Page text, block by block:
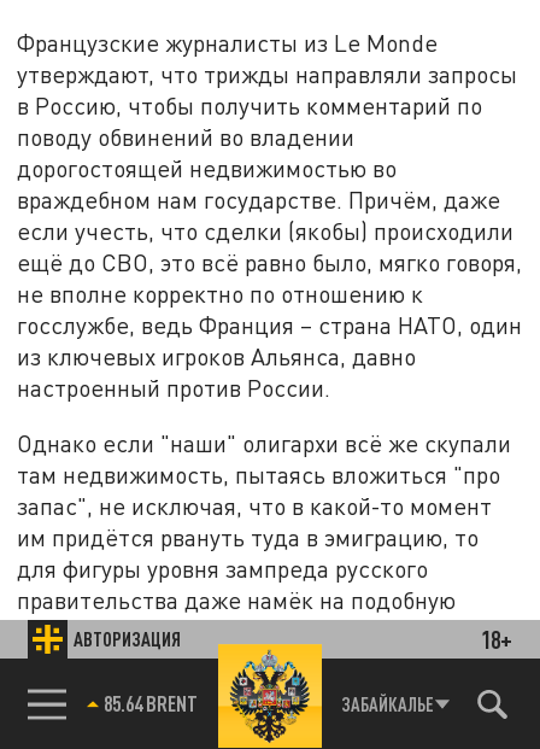
АВТОРИЗАЦИЯ 18+
85.64 BRENT ЗАБАЙКАЛЬЕ
Французские журналисты из Le Monde
утверждают, что трижды направляли запросы
в Россию, чтобы получить комментарий по
поводу обвинений во владении
дорогостоящей недвижимостью во
враждебном нам государстве. Причём, даже
если учесть, что сделки (якобы) происходили
ещё до СВО, это всё равно было, мягко говоря,
не вполне корректно по отношению к
госслужбе, ведь Франция – страна НАТО, один
из ключевых игроков Альянса, давно
настроенный против России.
Однако если "наши" олигархи всё же скупали
там недвижимость, пытаясь вложиться "про
запас", не исключая, что в какой-то момент
им придётся рвануть туда в эмиграцию, то
для фигуры уровня зампреда русского
правительства даже намёк на подобную
собственность неприемлем. И снять вопросы,
на самом деле, проще простого – с
официальным заявлением может выступить,
скажем, или сам Виктор Христенко, давно